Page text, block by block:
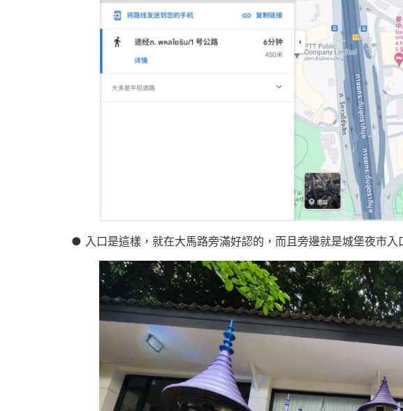
● 入口是這樣，就在大馬路旁滿好認的，而且旁邊就是城堡夜市入